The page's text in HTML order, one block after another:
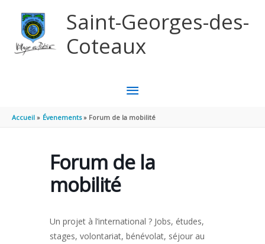
Saint-Georges-des-
Coteaux
MENU
PRINCIPAL
Accueil Évenements Forum de la mobilité
Forum de la
mobilité
Un projet à l’international ? Jobs, études,
stages, volontariat, bénévolat, séjour au